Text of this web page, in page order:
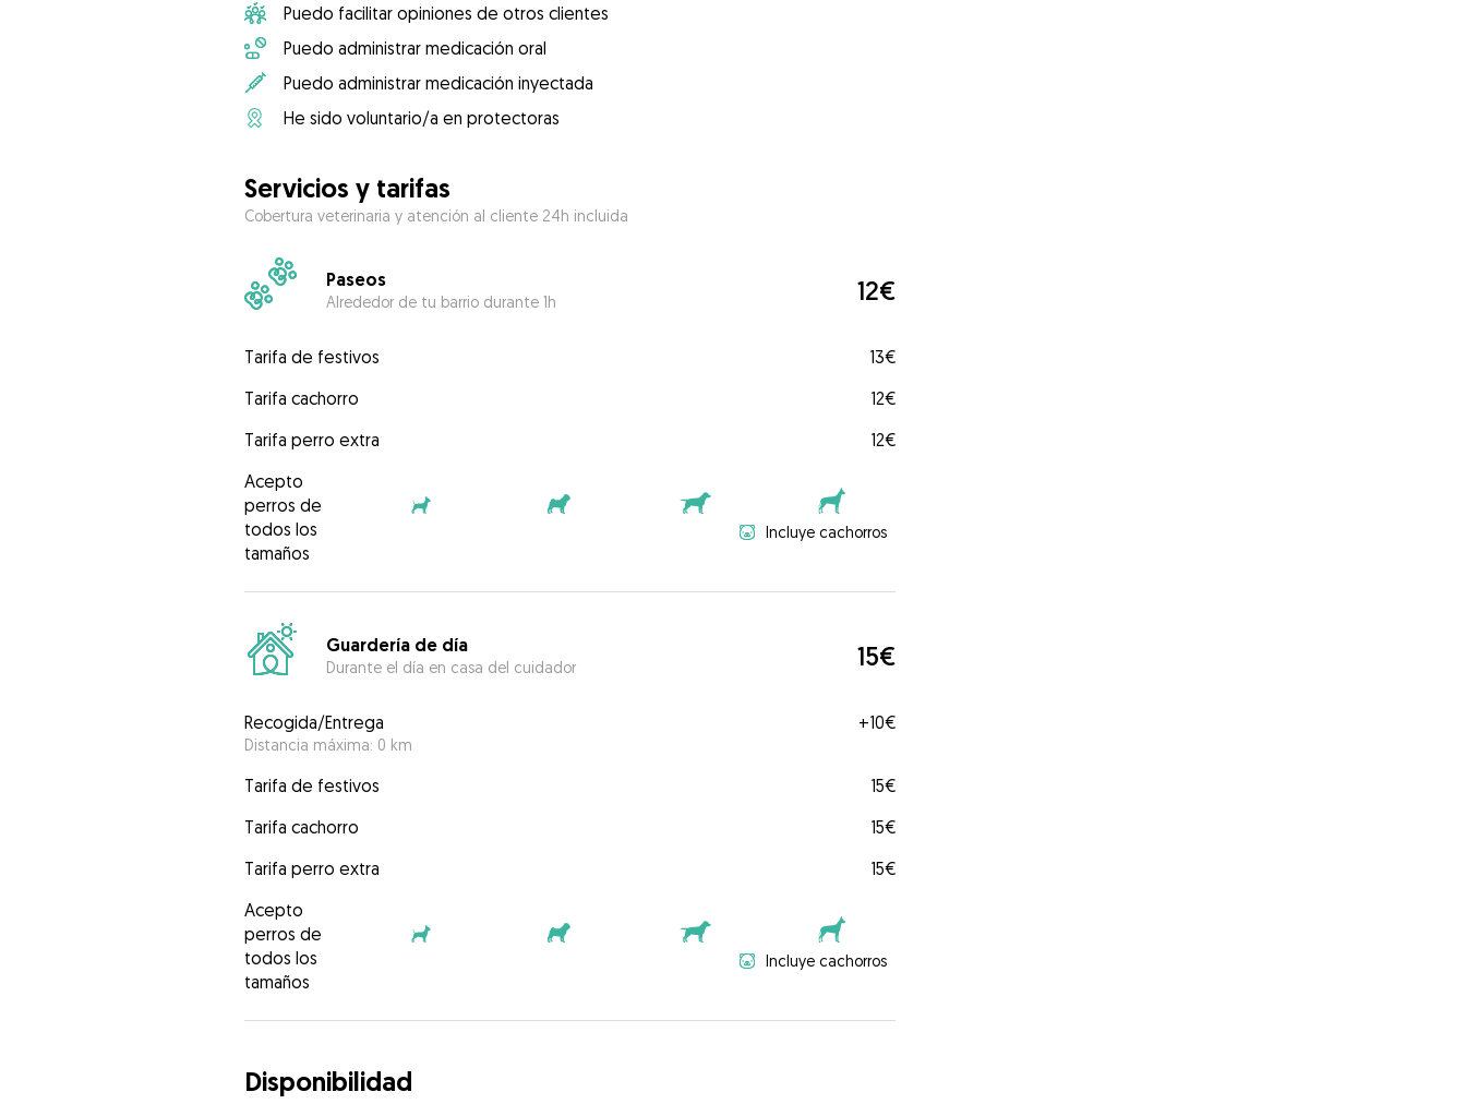
Puedo facilitar opiniones de otros clientes
Puedo administrar medicación oral
Puedo administrar medicación inyectada
He sido voluntario/a en protectoras
Servicios y tarifas
Cobertura veterinaria y atención al cliente 24h incluida
Paseos
Alrededor de tu barrio durante 1h 12€
Tarifa de festivos
13€
Tarifa cachorro
12€
Tarifa perro extra
12€
Acepto
perros de
todos los
tamaños
Incluye cachorros
Guardería de día
Durante el día en casa del cuidador 15€
Recogida/Entrega
Distancia máxima: 0 km
+10€
Tarifa de festivos
15€
Tarifa cachorro
15€
Tarifa perro extra
15€
Acepto
perros de
todos los
tamaños
Incluye cachorros
Disponibilidad